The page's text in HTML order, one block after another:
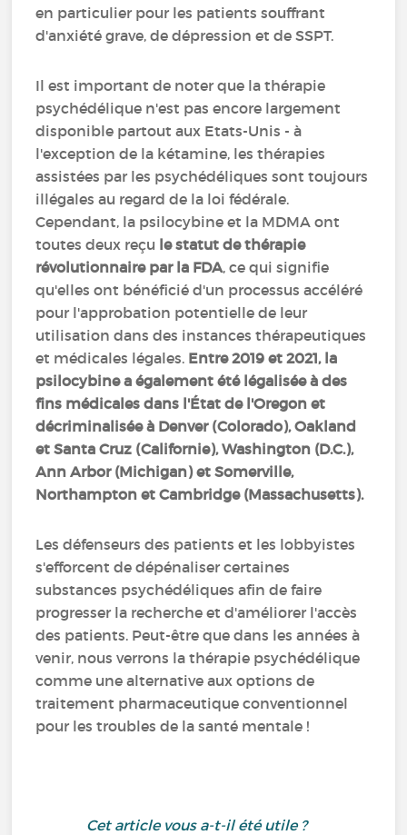
en particulier pour les patients souffrant
d'anxiété grave, de dépression et de SSPT.
Il est important de noter que la thérapie
psychédélique n'est pas encore largement
disponible partout aux Etats-Unis - à
l'exception de la kétamine, les thérapies
assistées par les psychédéliques sont toujours
illégales au regard de la loi fédérale.
Cependant, la psilocybine et la MDMA ont
toutes deux reçu le statut de thérapie
révolutionnaire par la FDA, ce qui signifie
qu'elles ont bénéficié d'un processus accéléré
pour l'approbation potentielle de leur
utilisation dans des instances thérapeutiques
et médicales légales. Entre 2019 et 2021, la
psilocybine a également été légalisée à des
fins médicales dans l'État de l'Oregon et
décriminalisée à Denver (Colorado), Oakland
et Santa Cruz (Californie), Washington (D.C.),
Ann Arbor (Michigan) et Somerville,
Northampton et Cambridge (Massachusetts).
Les défenseurs des patients et les lobbyistes
s'efforcent de dépénaliser certaines
substances psychédéliques afin de faire
progresser la recherche et d'améliorer l'accès
des patients. Peut-être que dans les années à
venir, nous verrons la thérapie psychédélique
comme une alternative aux options de
traitement pharmaceutique conventionnel
pour les troubles de la santé mentale !
Cet article vous a-t-il été utile ?